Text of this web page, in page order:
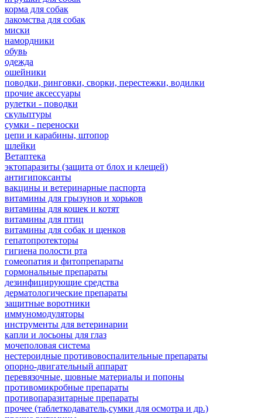
корма для собак
лакомства для собак
миски
намордники
обувь
одежда
ошейники
поводки, ринговки, сворки, перестежки, водилки
прочие аксессуары
рулетки - поводки
скульптуры
сумки - переноски
цепи и карабины, штопор
шлейки
Ветаптека
эктопаразиты (защита от блох и клещей)
антигипоксанты
вакцины и ветеринарные паспорта
витамины для грызунов и хорьков
витамины для кошек и котят
витамины для птиц
витамины для собак и щенков
гепатопротекторы
гигиена полости рта
гомеопатия и фитопрепараты
гормональные препараты
дезинфицирующие средства
дерматологические препараты
защитные воротники
иммуномодуляторы
инструменты для ветеринарии
капли и лосьоны для глаз
мочеполовая система
нестероидные противовоспалительные препараты
опорно-двигательный аппарат
перевязочные, шовные материалы и попоны
противомикробные препараты
противопаразитарные препараты
прочее (таблеткодаватель,сумки для осмотра и др.)